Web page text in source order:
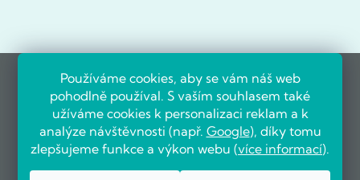
Používáme cookies, aby se vám náš web
pohodlně používal. S vaším souhlasem také
užíváme cookies k personalizaci reklam a k
analýze návštěvnosti (např. Google), díky tomu
zlepšujeme funkce a výkon webu (více informací).